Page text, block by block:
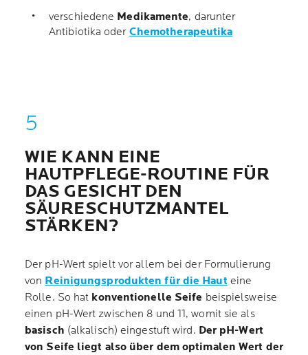
verschiedene Medikamente, darunter
Antibiotika oder Chemotherapeutika
WIE KANN EINE
HAUTPFLEGE-ROUTINE FÜR
DAS GESICHT DEN
SÄURESCHUTZMANTEL
STÄRKEN?
Der pH-Wert spielt vor allem bei der Formulierung
von Reinigungsprodukten für die Haut eine
Rolle. So hat konventionelle Seife beispielsweise
einen pH-Wert zwischen 8 und 11, womit sie als
basisch (alkalisch) eingestuft wird. Der pH-Wert
von Seife liegt also über dem optimalen Wert der